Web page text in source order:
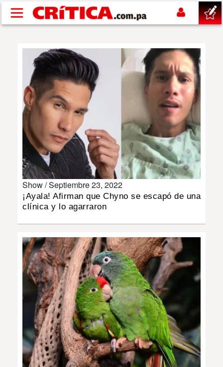
Pasar al contenido principal
SUCESOS
NACIONAL
POLÍTICA
SHOW
DEPORTES
INSÓLITAS
MULTIMEDIA
IMPRESO
Show /Septiembre 23, 2022
¡Ayala! Afirman que Chyno se escapó de una
clínica y lo agarraron